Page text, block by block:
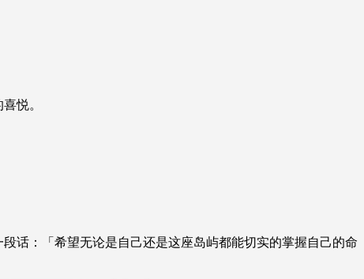
悦。
话：「希望无论是自己还是这座岛屿都能切实的掌握自己的命